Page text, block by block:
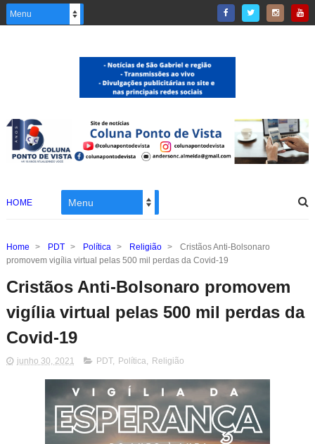
HOME
Home > PDT > Política > Religião >
Cristãos Anti-Bolsonaro
promovem vigília virtual pelas 500 mil perdas da Covid-19
Cristãos Anti-Bolsonaro promovem
vigília virtual pelas 500 mil perdas da
Covid-19
junho 30, 2021 PDT, Política, Religião